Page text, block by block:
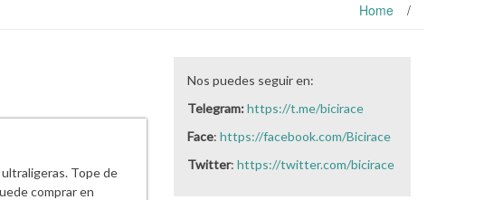
Home /
Tope de
comprar en
Nos puedes seguir en:
Telegram:https://t.me/bicirace
Face: https://facebook.com/Bicirace
Twitter: https://twitter.com/bicirace